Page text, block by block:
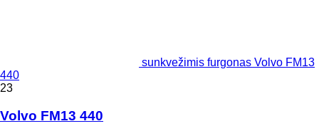
sunkvežimis furgonas Volvo FM13
440
23
Volvo FM13 440